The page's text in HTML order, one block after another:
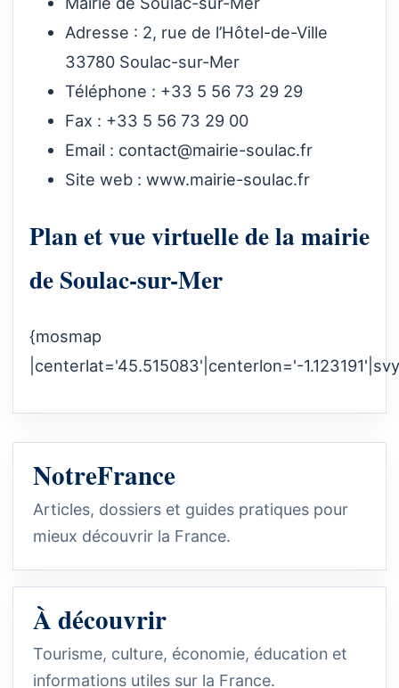
Adresse : 2, rue de l’Hôtel-de-Ville
33780 Soulac-sur-Mer
Téléphone : +33 5 56 73 29 29
Fax : +33 5 56 73 29 00
Email : contact@mairie-soulac.fr
Site web : www.mairie-soulac.fr
Plan et vue virtuelle de la mairie
de Soulac-sur-Mer
{mosmap
|centerlat='45.515083'|centerlon='-
NotreFrance
Articles, dossiers et guides pratiques pour
mieux découvrir la France.
À découvrir
Tourisme, culture, économie, éducation et
informations utiles sur la France.